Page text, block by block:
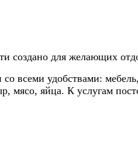
создано для желающих
всеми удобствами:
мясо, яйца. К услугам